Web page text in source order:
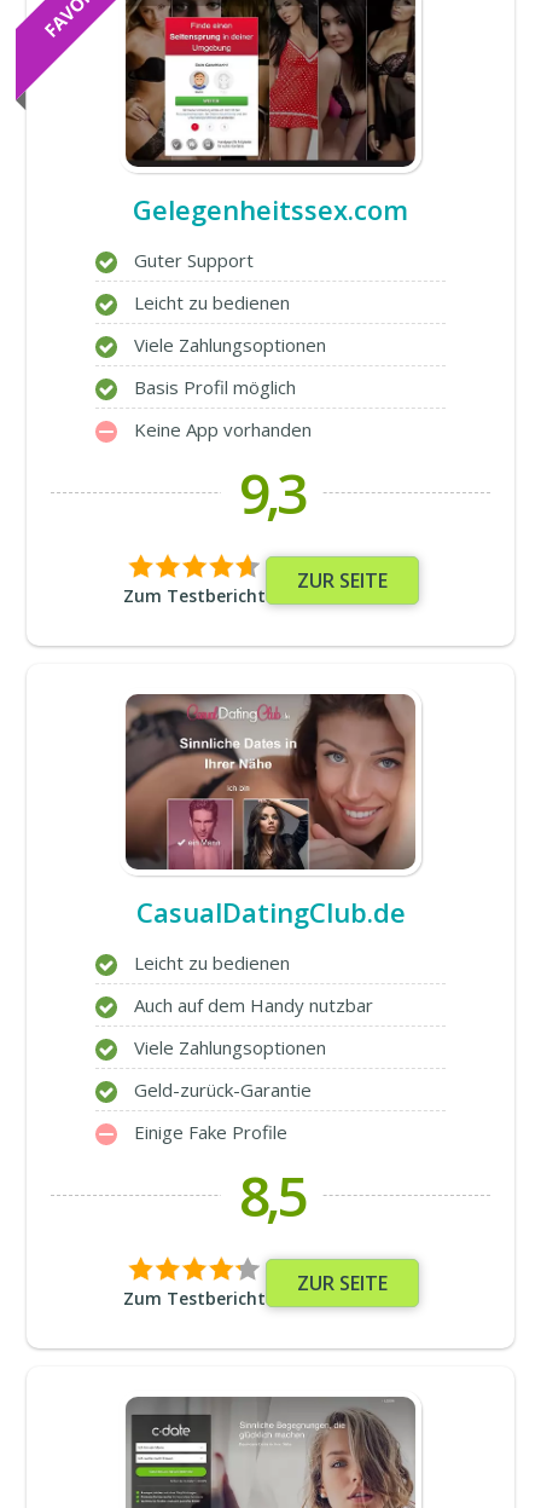
Gelegenheitssex.com
Guter Support
Leicht zu bedienen
Viele Zahlungsoptionen
Basis Profil möglich
Keine App vorhanden
9,3
Zum Testbericht
ZUR SEITE
CasualDatingClub.de
Leicht zu bedienen
Auch auf dem Handy nutzbar
Viele Zahlungsoptionen
Geld-zurück-Garantie
Einige Fake Profile
8,5
Zum Testbericht
ZUR SEITE